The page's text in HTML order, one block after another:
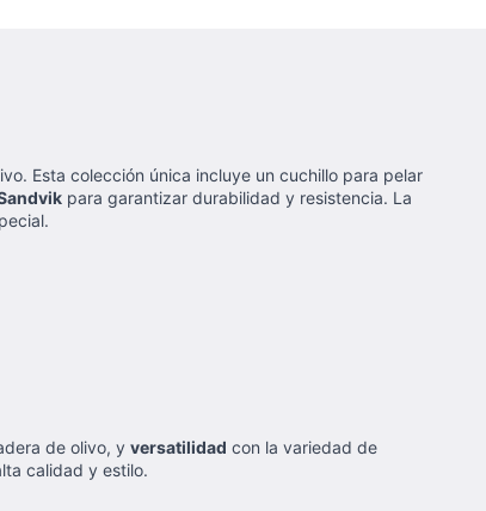
Esta colección única incluye un cuchillo para pelar
para garantizar durabilidad y resistencia. La
de olivo, y versatilidad con la variedad de
calidad y estilo.